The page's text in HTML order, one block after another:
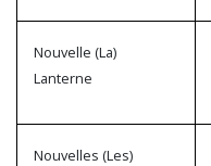
Nouvelle (La)
Lanterne
Nouvelles (Les)